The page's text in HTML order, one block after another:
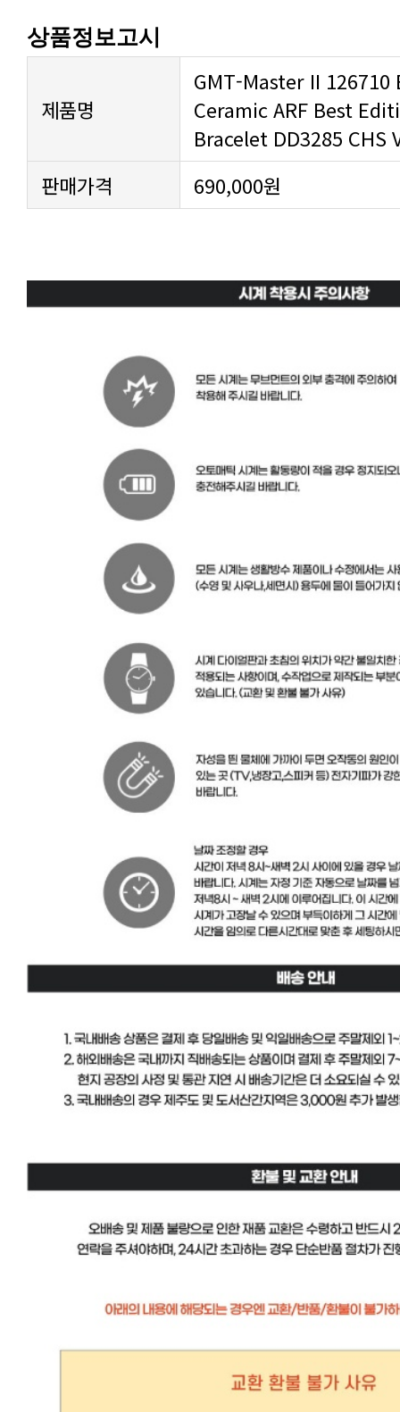
상품정보고시
제품명
Bracelet DD3285 CHS
판매가격
690,000원